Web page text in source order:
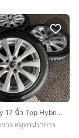
Toyota Camry 17 นิ้ว Top Hybrid🔥
าร สมุทรปราการ